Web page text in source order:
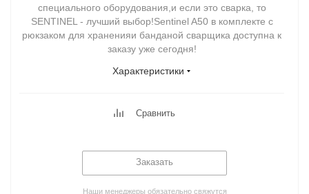
специального оборудования,и если это сварка, то
SENTINEL - лучший выбор!Sentinel A50 в комплекте с
рюкзаком для храненияи банданой сварщика доступна к
заказу уже сегодня!
Характеристики
Сравнить
Заказать
Наши менеджеры обязательно свяжутся